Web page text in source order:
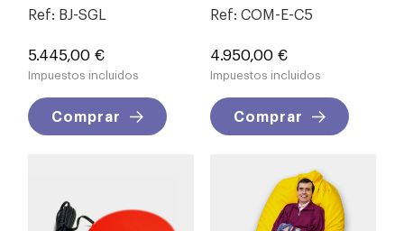
Ref: BJ-SGL
Precio
5.445,00 €
Impuestos incluidos
Comprar
Ref: COM-E-C5
Precio
4.950,00 €
Impuestos incluidos
Comprar